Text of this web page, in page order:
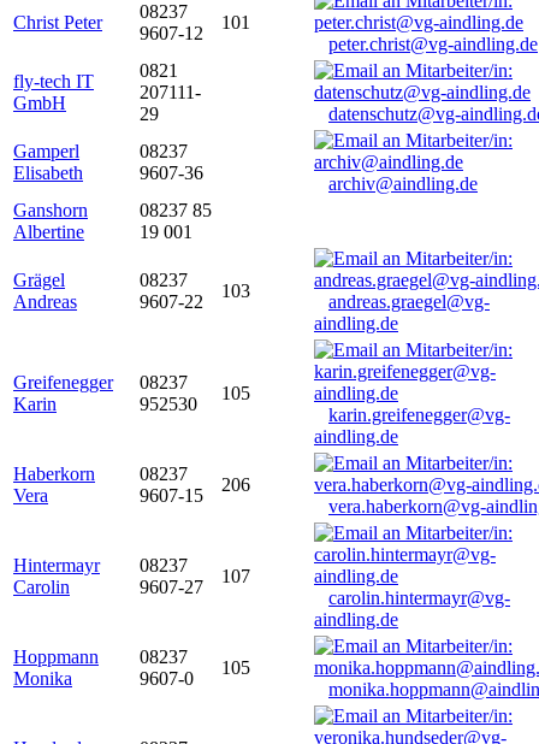
Christ Peter
08237
9607-12
101
peter.christ@vg-aindling.de
fly-tech IT
GmbH
0821
207111-
29
datenschutz@vg-
Gamperl
Elisabeth
08237
9607-36
archiv@aindling.de
Ganshorn
Albertine
08237 85
19 001
Grägel
Andreas
08237
9607-22
103
andreas.graegel@vg-
aindling.de
Greifenegger
Karin
08237
952530
105
karin.greifenegger@vg-
aindling.de
Haberkorn
Vera
08237
9607-15
206
vera.haberkorn@vg-
Hintermayr
Carolin
08237
9607-27
107
carolin.hintermayr@vg-
aindling.de
Hoppmann
Monika
08237
9607-0
105